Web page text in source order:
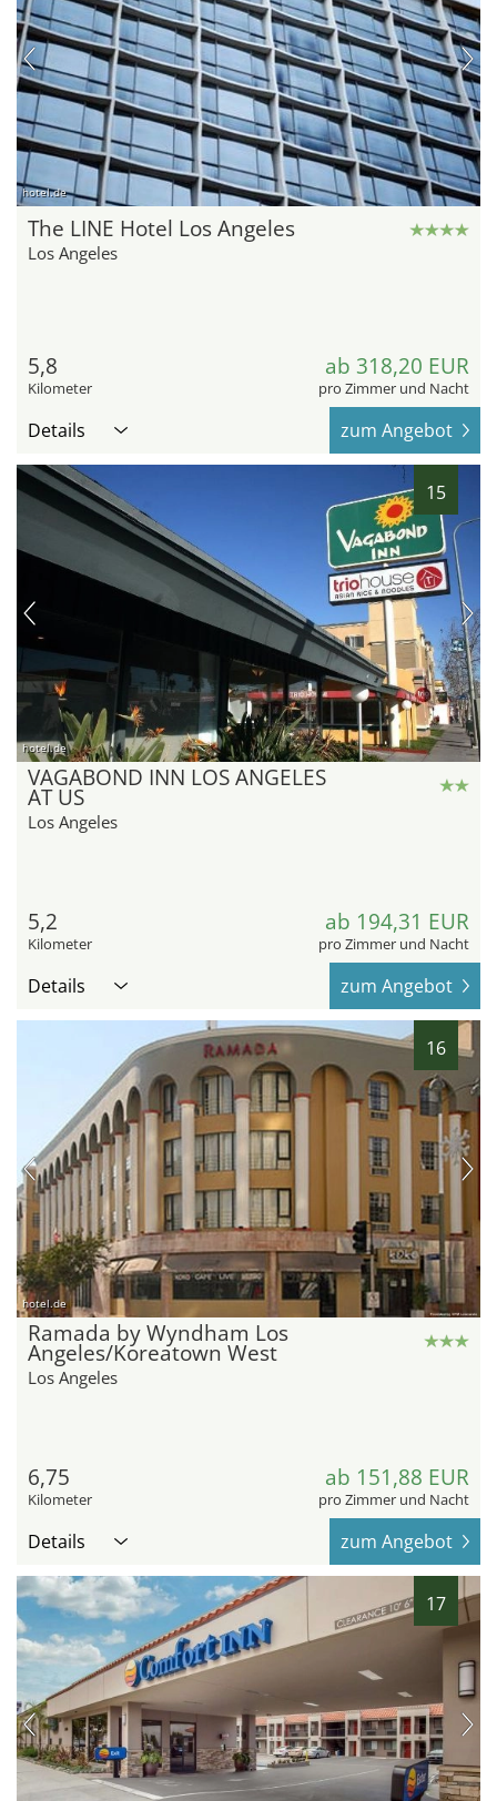
hotel.de
The LINE Hotel Los Angeles
Los Angeles
5,8
Kilometer
ab 318,20 EUR
pro Zimmer und Nacht
Details zum Angebot
15
hotel.de
VAGABOND INN LOS ANGELES
AT US
Los Angeles
5,2
Kilometer
ab 194,31 EUR
pro Zimmer und Nacht
Details zum Angebot
16
hotel.de
Ramada by Wyndham Los
Angeles/Koreatown West
Los Angeles
6,75
Kilometer
ab 151,88 EUR
pro Zimmer und Nacht
Details zum Angebot
17